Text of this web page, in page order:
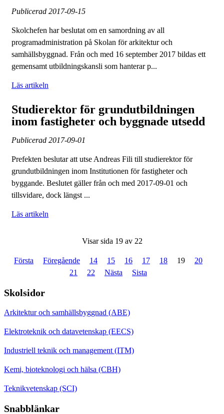
Publicerad 2017-09-15
Skolchefen har beslutat om en samordning av all
programadministration på Skolan för arkitektur och
samhällsbyggnad. Från och med 16 september 2017 bildas ett
gemensamt utbildningskansli som hanterar p...
Läs artikeln
Studierektor för grundutbildningen
inom fastigheter och byggnade utsedd
Publicerad 2017-09-01
Prefekten beslutar att utse Andreas Fili till studierektor för
grundutbildningen inom Institutionen för fastigheter och
byggande. Beslutet gäller från och med 2017-09-01 och
tillsvidare, dock längst ...
Läs artikeln
Visar sida 19 av 22
Första Föregående 14 15 16 17 18 19
20
21
22 Nästa Sista
Skolsidor
Arkitektur och samhällsbyggnad (ABE)
Elektroteknik och datavetenskap (EECS)
Industriell teknik och management (ITM)
Kemi, bioteknologi och hälsa (CBH)
Teknikvetenskap (SCI)
Snabblänkar